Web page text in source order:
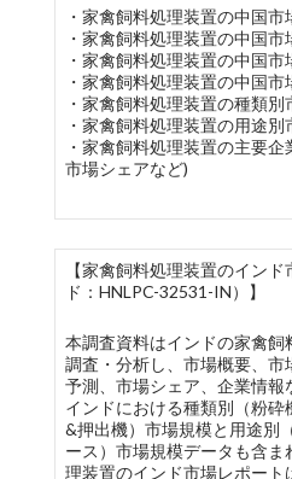
・家禽飼料処理装置の中国市
・家禽飼料処理装置の中国市
・家禽飼料処理装置の中国市
・家禽飼料処理装置の中国市
・家禽飼料処理装置の種類別
・家禽飼料処理装置の用途別
・家禽飼料処理装置の主要企
市場シェアなど)
【家禽飼料処理装置のイン
ド：HNLPC-32531-IN）】
本調査資料はインドの家禽飼
調査・分析し、市場概要、
予測、市場シェア、企業情報
インドにおける種類別（粉
&押出機）市場規模と用途別
ース）市場規模データも含
理装置のインド市場レポー